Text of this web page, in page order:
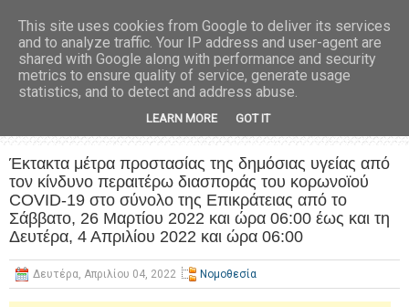
Έκτακτα μέτρα προστασίας της δημόσιας υγείας από
τον κίνδυνο περαιτέρω διασποράς του κορωνοϊού
COVID-19 στο σύνολο της Επικράτειας από το
Σάββατο, 26 Μαρτίου 2022 και ώρα 06:00 έως και τη
Δευτέρα, 4 Απριλίου 2022 και ώρα 06:00
Δευτέρα, Απριλίου 04, 2022 Νομοθεσία
This site uses cookies from Google to deliver its services
and to analyze traffic. Your IP address and user-agent are
shared with Google along with performance and security
metrics to ensure quality of service, generate usage
statistics, and to detect and address abuse.
LEARN MORE GOT IT